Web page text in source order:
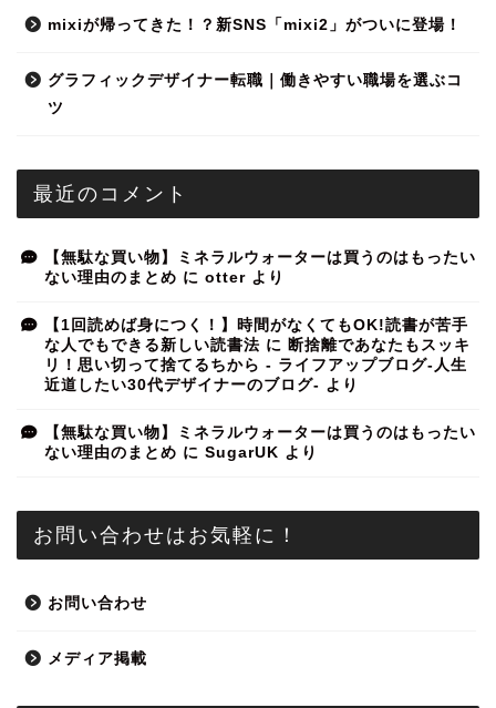
mixiが帰ってきた！？新SNS「mixi2」がついに登場！
グラフィックデザイナー転職｜働きやすい職場を選ぶコ
ツ
最近のコメント
【無駄な買い物】ミネラルウォーターは買うのはもったい
ない理由のまとめ に otter より
【1回読めば身につく！】時間がなくてもOK!読書が苦手
な人でもできる新しい読書法 に 断捨離であなたもスッキ
リ！思い切って捨てるちから - ライフアップブログ-人生
近道したい30代デザイナーのブログ- より
【無駄な買い物】ミネラルウォーターは買うのはもったい
ない理由のまとめ に SugarUK より
お問い合わせはお気軽に！
お問い合わせ
メディア掲載